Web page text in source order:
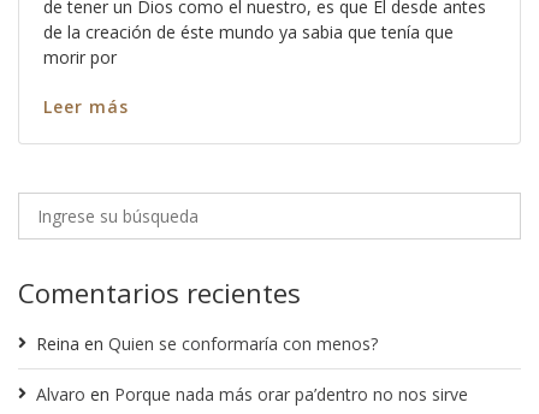
de tener un Dios como el nuestro, es que El desde antes
de la creación de éste mundo ya sabia que tenía que
morir por
Leer más
Comentarios recientes
Reina en Quien se conformaría con menos?
Alvaro en Porque nada más orar pa’dentro no nos sirve